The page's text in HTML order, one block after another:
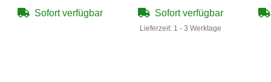
Sofort verfügbar Sofort verfügbar
Lieferzeit: 1 - 3 Werktage